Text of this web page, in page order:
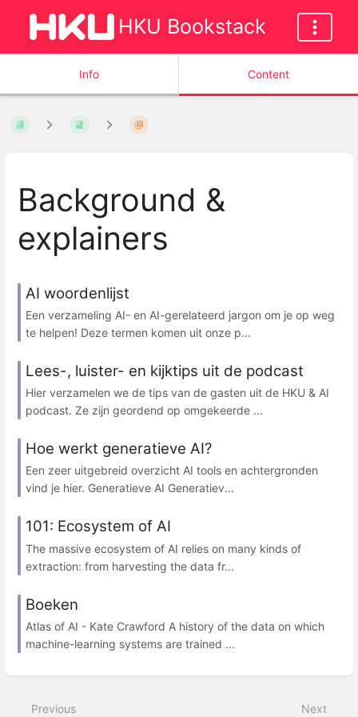
HKU Bookstack
Info Content
Background &
explainers
AI woordenlijst
Een verzameling AI- en AI-gerelateerd jargon om je op weg
te helpen! Deze termen komen uit onze p...
Lees-, luister- en kijktips uit de podcast
Hier verzamelen we de tips van de gasten uit de HKU & AI
podcast. Ze zijn geordend op omgekeerde ...
Hoe werkt generatieve AI?
Een zeer uitgebreid overzicht AI tools en achtergronden
vind je hier. Generatieve AI Generatiev...
101: Ecosystem of AI
The massive ecosystem of AI relies on many kinds of
extraction: from harvesting the data fr...
Boeken
Atlas of AI - Kate Crawford A history of the data on which
machine-learning systems are trained ...
Previous Next